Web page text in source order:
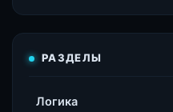
РАЗДЕЛЫ
Логика